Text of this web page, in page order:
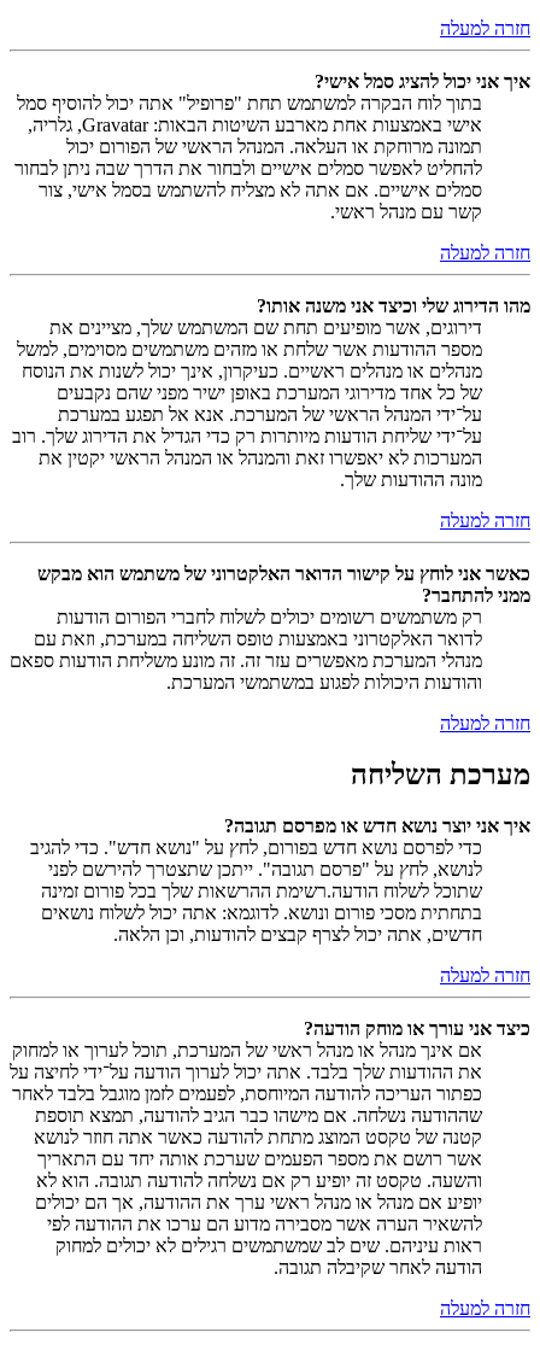
חזרה למעלה
איך אני יכול להציג סמל אישי?
בתוך לוח הבקרה למשתמש תחת "פרופיל" אתה יכול להוסיף סמל
אישי באמצעות אחת מארבע השיטות הבאות: Gravatar, גלריה,
תמונה מרוחקת או העלאה. המנהל הראשי של הפורום יכול
להחליט לאפשר סמלים אישיים ולבחור את הדרך שבה ניתן לבחור
סמלים אישיים. אם אתה לא מצליח להשתמש בסמל אישי, צור
קשר עם מנהל ראשי.
חזרה למעלה
מהו הדירוג שלי וכיצד אני משנה אותו?
דירוגים, אשר מופיעים תחת שם המשתמש שלך, מציינים את
מספר ההודעות אשר שלחת או מזהים משתמשים מסוימים, למשל
מנהלים או מנהלים ראשיים. כעיקרון, אינך יכול לשנות את הנוסח
של כל אחד מדירוגי המערכת באופן ישיר מפני שהם נקבעים
על־ידי המנהל הראשי של המערכת. אנא אל תפגע במערכת
על־ידי שליחת הודעות מיותרות רק כדי הגדיל את הדירוג שלך. רוב
המערכות לא יאפשרו זאת והמנהל או המנהל הראשי יקטין את
מונה ההודעות שלך.
חזרה למעלה
כאשר אני לוחץ על קישור הדואר האלקטרוני של משתמש הוא מבקש
ממני להתחבר?
רק משתמשים רשומים יכולים לשלוח לחברי הפורום הודעות
לדואר האלקטרוני באמצעות טופס השליחה במערכת, וזאת עם
מנהלי המערכת מאפשרים עזר זה. זה מונע משליחת הודעות ספאם
והודעות היכולות לפגוע במשתמשי המערכת.
חזרה למעלה
מערכת השליחה
איך אני יוצר נושא חדש או מפרסם תגובה?
כדי לפרסם נושא חדש בפורום, לחץ על "נושא חדש". כדי להגיב
לנושא, לחץ על "פרסם תגובה". ייתכן שתצטרך להירשם לפני
שתוכל לשלוח הודעה.רשימת ההרשאות שלך בכל פורום זמינה
בתחתית מסכי פורום ונושא. לדוגמא: אתה יכול לשלוח נושאים
חדשים, אתה יכול לצרף קבצים להודעות, וכן הלאה.
חזרה למעלה
כיצד אני עורך או מוחק הודעה?
אם אינך מנהל או מנהל ראשי של המערכת, תוכל לערוך או למחוק
את ההודעות שלך בלבד. אתה יכול לערוך הודעה על־ידי לחיצה על
כפתור העריכה להודעה המיוחסת, לפעמים לזמן מוגבל בלבד לאחר
שההודעה נשלחה. אם מישהו כבר הגיב להודעה, תמצא תוספת
קטנה של טקסט המוצג מתחת להודעה כאשר אתה חוזר לנושא
אשר רושם את מספר הפעמים שערכת אותה יחד עם התאריך
והשעה. טקסט זה יופיע רק אם נשלחה להודעה תגובה. הוא לא
יופיע אם מנהל או מנהל ראשי ערך את ההודעה, אך הם יכולים
להשאיר הערה אשר מסבירה מדוע הם ערכו את ההודעה לפי
ראות עיניהם. שים לב שמשתמשים רגילים לא יכולים למחוק
הודעה לאחר שקיבלה תגובה.
חזרה למעלה